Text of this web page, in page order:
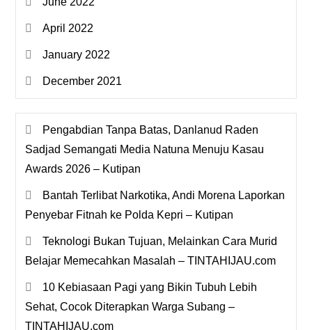
April 2022
January 2022
December 2021
Pengabdian Tanpa Batas, Danlanud Raden
Sadjad Semangati Media Natuna Menuju Kasau
Awards 2026 – Kutipan
Bantah Terlibat Narkotika, Andi Morena Laporkan
Penyebar Fitnah ke Polda Kepri – Kutipan
Teknologi Bukan Tujuan, Melainkan Cara Murid
Belajar Memecahkan Masalah – TINTAHIJAU.com
10 Kebiasaan Pagi yang Bikin Tubuh Lebih
Sehat, Cocok Diterapkan Warga Subang –
TINTAHIJAU.com